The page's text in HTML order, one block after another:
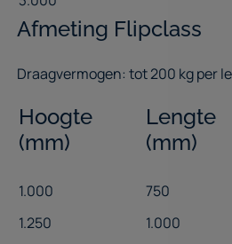
Afmeting Flipclass
Draagvermogen: tot 200 kg per
Hoogte
(mm)
Lengte
(mm)
1.000 750
1.250
1.000